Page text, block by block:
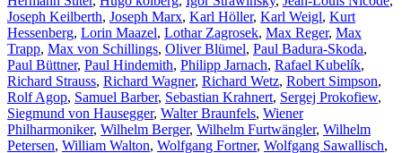
Joseph Keilberth, Joseph Marx, Karl Höller, Karl Weigl, Kurt
Hessenberg, Lorin Maazel, Lothar Zagrosek, Max Reger, Max
Trapp, Max von Schillings, Oliver Blümel, Paul Badura-Skoda,
Paul Büttner, Paul Hindemith, Philipp Jarnach, Rafael Kubelík,
Richard Strauss, Richard Wagner, Richard Wetz, Robert Simpson,
Rolf Agop, Samuel Barber, Sebastian Krahnert, Sergej Prokofiew,
Siegmund von Hausegger, Walter Braunfels, Wiener
Philharmoniker, Wilhelm Berger, Wilhelm Furtwängler, Wilhelm
Petersen, William Walton, Wolfgang Fortner, Wolfgang Sawallisch,